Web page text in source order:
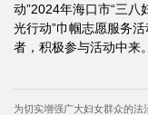
动”2024年海口市“三八
光行动”巾帼志愿服务
者，积极参与活动中来。
为切实增强广大妇女群众的